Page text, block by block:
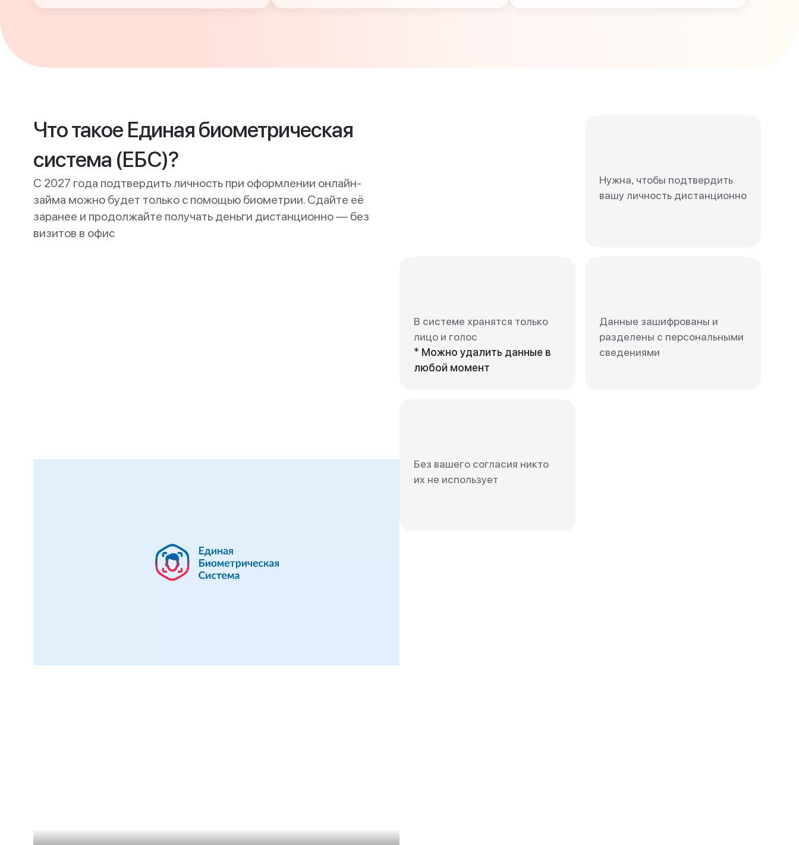
Что такое Единая биометрическая
система (ЕБС)?
С 2027 года подтвердить личность при оформлении онлайн-
займа можно будет только с помощью биометрии. Сдайте её
заранее и продолжайте получать деньги дистанционно — без
визитов в офис
Нужна, чтобы подтвердить
вашу личность дистанционно
В системе хранятся только
лицо и голос
* Можно удалить данные в
любой момент
Данные зашифрованы и
разделены с персональными
сведениями
Без вашего согласия никто
их не использует